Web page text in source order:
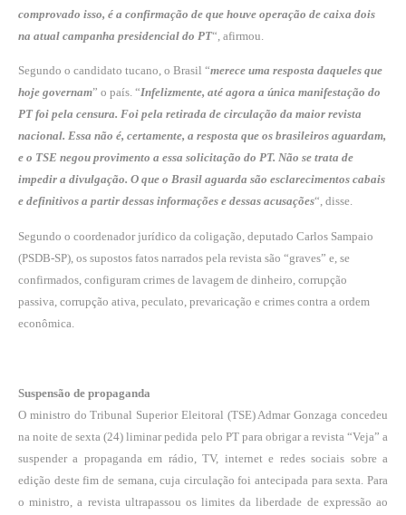
comprovado isso, é a confirmação de que houve operação de caixa dois
na atual campanha presidencial do PT“, afirmou.
Segundo o candidato tucano, o Brasil “merece uma resposta daqueles que
hoje governam” o país. “Infelizmente, até agora a única manifestação do
PT foi pela censura. Foi pela retirada de circulação da maior revista
nacional. Essa não é, certamente, a resposta que os brasileiros aguardam,
e o TSE negou provimento a essa solicitação do PT. Não se trata de
impedir a divulgação. O que o Brasil aguarda são esclarecimentos cabais
e definitivos a partir dessas informações e dessas acusações“, disse.
Segundo o coordenador jurídico da coligação, deputado Carlos Sampaio
(PSDB-SP), os supostos fatos narrados pela revista são “graves” e, se
confirmados, configuram crimes de lavagem de dinheiro, corrupção
passiva, corrupção ativa, peculato, prevaricação e crimes contra a ordem
econômica.
Suspensão de propaganda
O ministro do Tribunal Superior Eleitoral (TSE) Admar Gonzaga concedeu
na noite de sexta (24) liminar pedida pelo PT para obrigar a revista “Veja” a
suspender a propaganda em rádio, TV, internet e redes sociais sobre a
edição deste fim de semana, cuja circulação foi antecipada para sexta. Para
o ministro, a revista ultrapassou os limites da liberdade de expressão ao